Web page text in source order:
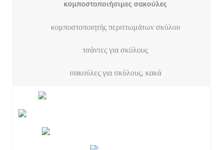
κομποστοποιήσιμες σακούλες
κομποστοποιητής περιττωμάτων σκύλου
τσάντες για σκύλους
σακούλες για σκύλους, κακά